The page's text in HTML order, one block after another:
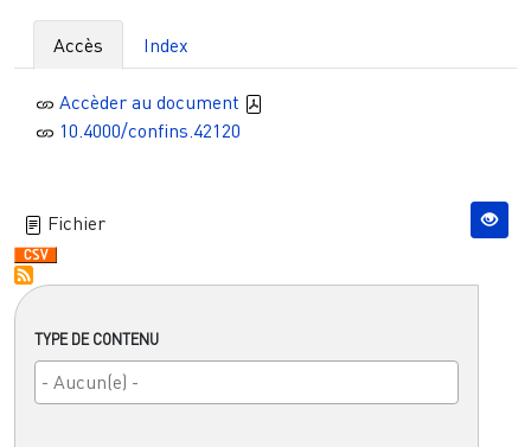
TYPE DE CONTENU
Accès Index
Accèder au document
10.4000/confins.42120
Fichier